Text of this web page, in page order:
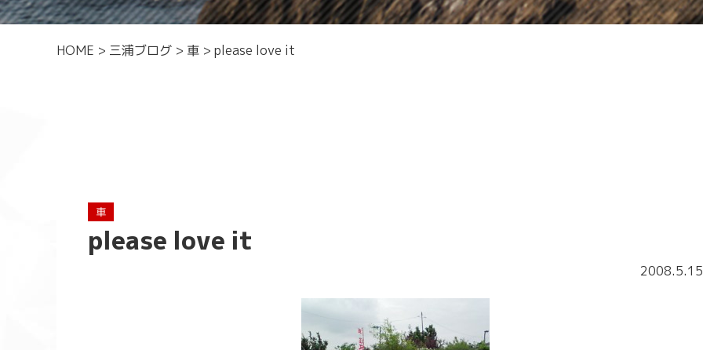
HOME > 三浦ブログ > 車 > please love it
車
please love it
2008.5.15